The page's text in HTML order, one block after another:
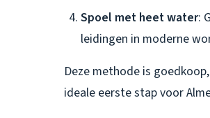
Spoel met heet water:
leidingen in moderne
Deze methode is
ideale eerste stap voor